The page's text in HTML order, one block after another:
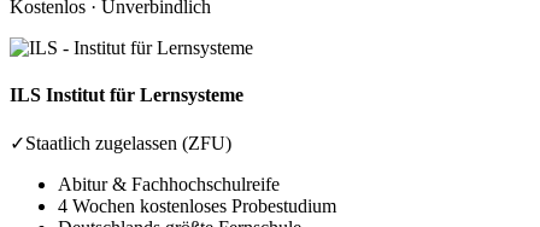
Kostenlos · Unverbindlich
ILS Institut für Lernsysteme
✓Staatlich zugelassen (ZFU)
Abitur & Fachhochschulreife
4 Wochen kostenloses Probestudium